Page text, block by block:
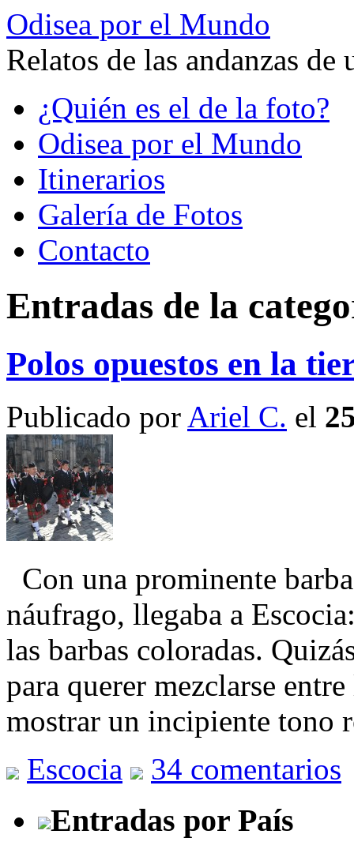
Odisea por el Mundo
Relatos de las andanzas
contenido¿Quién es el de la foto?
Odisea por el Mundo
Itinerarios
Galería de Fotos
Contacto
Entradas de la
Polos opuestos en la
Publicado por Ariel C. el
Con una prominente
náufrago, llegaba a
las barbas coloradas.
para querer mezclarse
mostrar un incipiente
Escocia
34 comentarios
Entradas por País